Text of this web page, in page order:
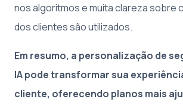
nos algoritmos e muita clareza sobre
dos clientes são utilizados.
Em resumo, a personalização de
IA pode transformar sua
cliente, oferecendo planos mais